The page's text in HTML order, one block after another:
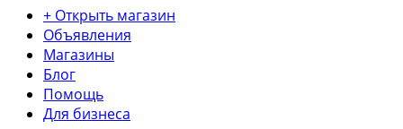
+ Открыть магазин
Объявления
Магазины
Блог
Помощь
Для бизнеса